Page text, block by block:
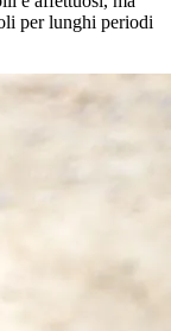
per lunghi periodi